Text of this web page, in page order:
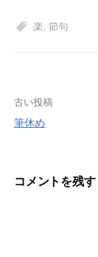
楽 節句
投
稿
ビ
古い投稿
筆休め
コメントを残す